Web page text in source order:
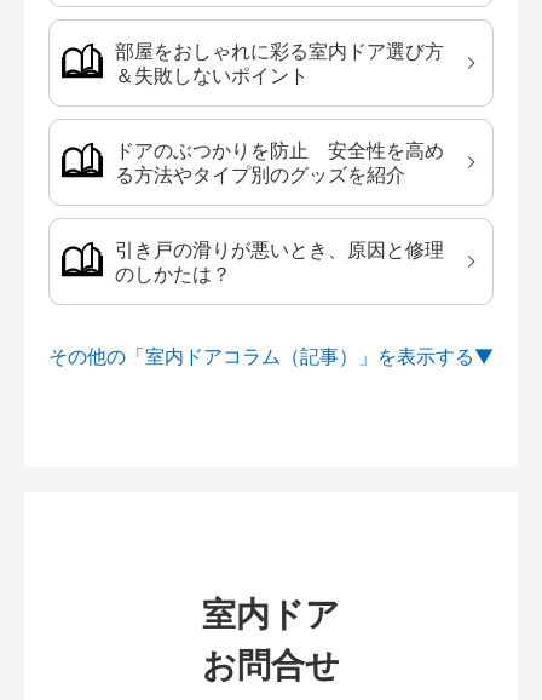
部屋をおしゃれに彩る室内ドア選び方
＆失敗しないポイント
ドアのぶつかりを防止 安全性を高め
る方法やタイプ別のグッズを紹介
引き戸の滑りが悪いとき、原因と修理
のしかたは？
その他の「室内ドアコラム（記事）」を
室内ドア
お問合せ